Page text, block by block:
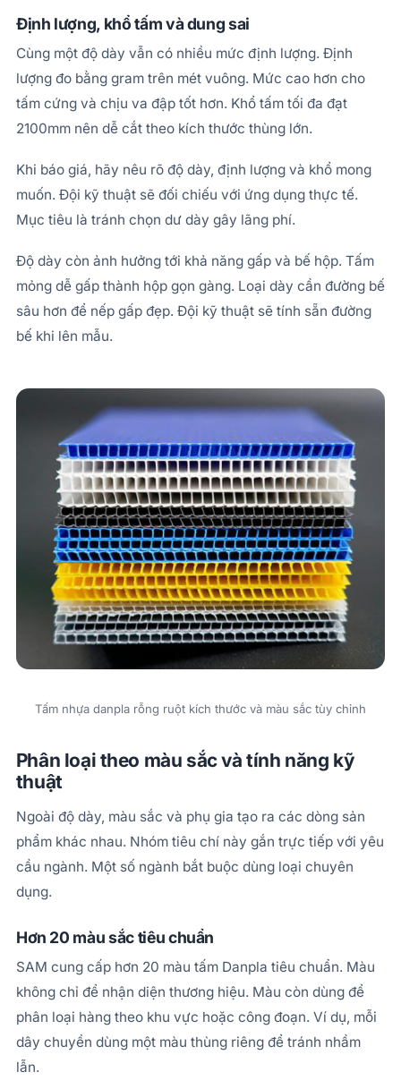
Định lượng, khổ tấm và dung sai
Cùng một độ dày vẫn có nhiều mức định lượng. Định
lượng đo bằng gram trên mét vuông. Mức cao hơn cho
tấm cứng và chịu va đập tốt hơn. Khổ tấm tối đa đạt
2100mm nên dễ cắt theo kích thước thùng lớn.
Khi báo giá, hãy nêu rõ độ dày, định lượng và khổ mong
muốn. Đội kỹ thuật sẽ đối chiếu với ứng dụng thực tế.
Mục tiêu là tránh chọn dư dày gây lãng phí.
Độ dày còn ảnh hưởng tới khả năng gấp và bế hộp. Tấm
mỏng dễ gấp thành hộp gọn gàng. Loại dày cần đường bế
sâu hơn để nếp gấp đẹp. Đội kỹ thuật sẽ tính sẵn đường
bế khi lên mẫu.
Tấm nhựa danpla rỗng ruột kích thước và màu sắc tùy chỉnh
Phân loại theo màu sắc và tính năng kỹ
thuật
Ngoài độ dày, màu sắc và phụ gia tạo ra các dòng sản
phẩm khác nhau. Nhóm tiêu chí này gắn trực tiếp với yêu
cầu ngành. Một số ngành bắt buộc dùng loại chuyên
dụng.
Hơn 20 màu sắc tiêu chuẩn
SAM cung cấp hơn 20 màu tấm Danpla tiêu chuẩn. Màu
không chỉ để nhận diện thương hiệu. Màu còn dùng để
phân loại hàng theo khu vực hoặc công đoạn. Ví dụ, mỗi
dây chuyền dùng một màu thùng riêng để tránh nhầm
lẫn.